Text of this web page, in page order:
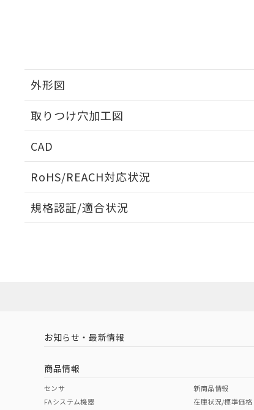
外形図
取りつけ穴加工図
CAD
RoHS/REACH対応状況
EU RoHS 注意事項・凡例
中国 RoHS 注意事項・凡例
中国 RoHS表
規格認証/適合状況
お知らせ・最新情報
商品情報
センサ
FAシステム機器
新商品情報
在庫状況/標準価格